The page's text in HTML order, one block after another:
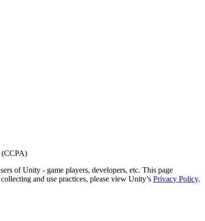
of Unity - game players, developers, etc. This page
and use practices, please view Unity’s Privacy Policy.